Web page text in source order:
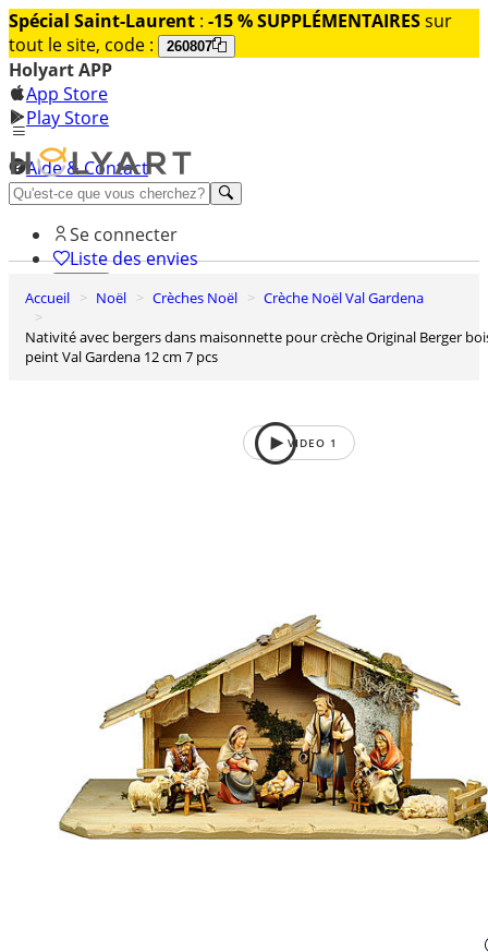
Spécial Saint-Laurent : -15 % SUPPLÉMENTAIRESsur
tout le site, code :
260807
Holyart APP
App Store
Play Store
Aide & Contact
Découvrez Premium
Se connecter
Liste des envies
0
Accueil Noël Crèches Noël
Crèche Noël Val Gardena
Nativité avec bergers dans maisonnette pour crèche Original Berger bois
peint Val Gardena 12 cm 7 pcs
VIDEO 1